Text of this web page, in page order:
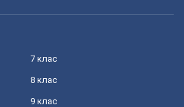
7 клас
8 клас
9 клас